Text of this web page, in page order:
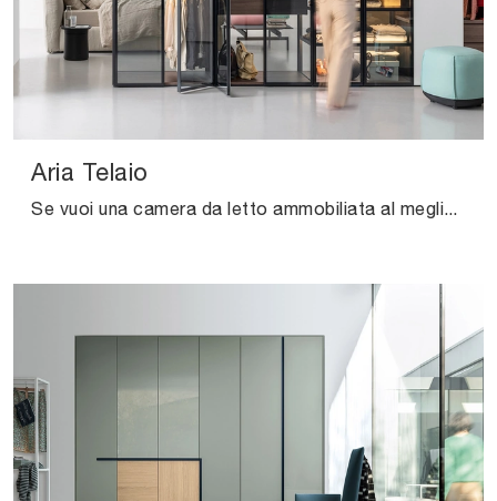
Aria Telaio
Se vuoi una camera da letto ammobiliata al meglio, scegli l'armadio Aria Telaio con ante battenti di Kristalia!